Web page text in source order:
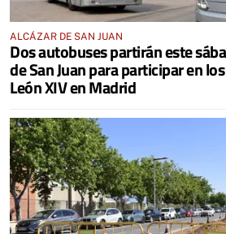
ALCÁZAR DE SAN JUAN
Dos autobuses partirán este
de San Juan para participar en
León XIV en Madrid